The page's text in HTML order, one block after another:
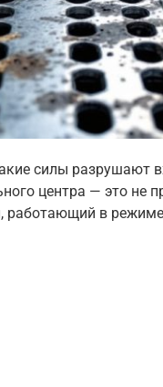
силы разрушают
центра — это не
работающий в